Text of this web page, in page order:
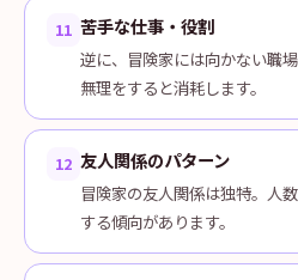
11 苦手な仕事・役割
逆に、冒険家には向かない職
無理をすると消耗します。
12 友人関係のパターン
冒険家の友人関係は独特。人
する傾向があります。